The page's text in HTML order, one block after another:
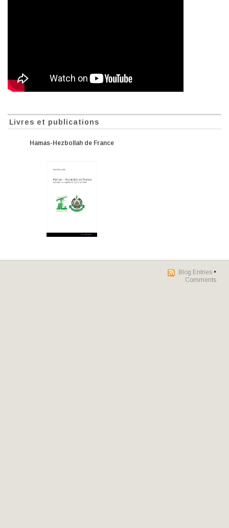
Livres et publications
Hamas-Hezbollah de France
Blog Entries •
Comments